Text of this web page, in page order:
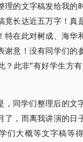
理的文字稿发给我的
竟长达近五万字！真
特在此对树成、海华
谢意！没有同学们的
？此非“有好学生方
，同学们整理后的文
了，而离我讲演的日
们大概等文字稿等